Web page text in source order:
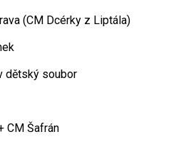
(CM Dcérky z Liptála)
dětský soubor
CM Šafrán